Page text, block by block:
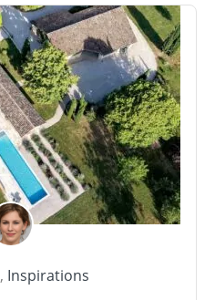
, Inspirations